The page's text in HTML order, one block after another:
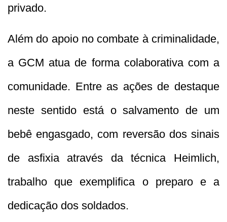
privado.
Além do apoio no combate à criminalidade,
a GCM atua de forma colaborativa com a
comunidade. Entre as ações de destaque
neste sentido está o salvamento de um
bebê engasgado, com reversão dos sinais
de asfixia através da técnica Heimlich,
trabalho que exemplifica o preparo e a
dedicação dos soldados.